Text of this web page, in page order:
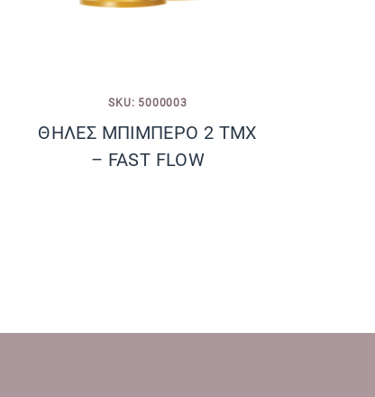
SKU: 5000003
ΘΗΛΕΣ ΜΠΙΜΠΕΡΟ 2 ΤΜΧ
– FAST FLOW